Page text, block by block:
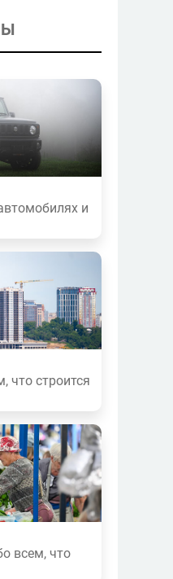
и
что строится
всем, что